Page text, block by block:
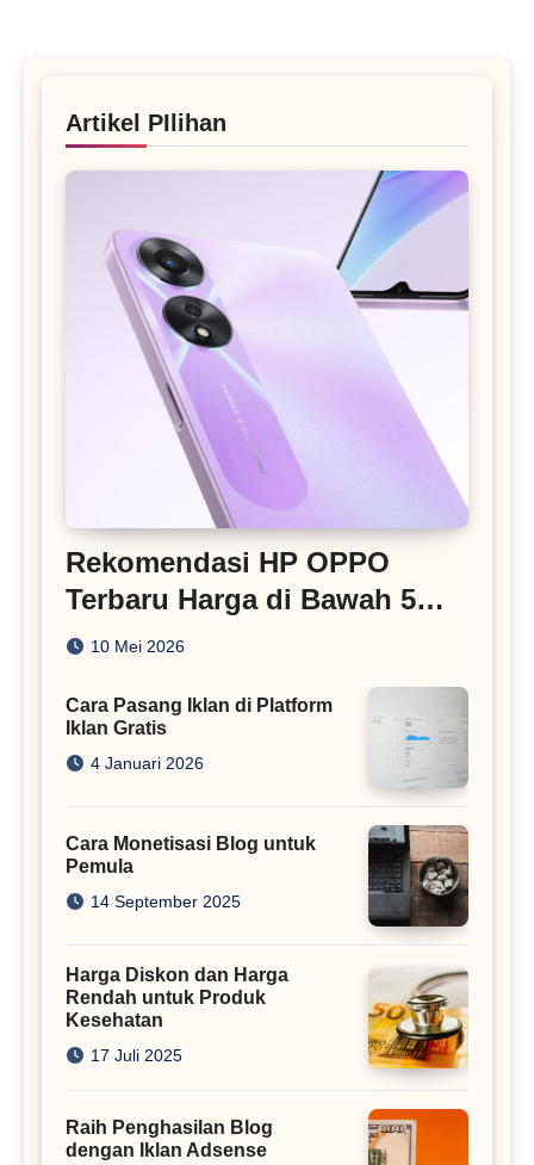
Artikel PIlihan
Rekomendasi HP OPPO
Terbaru Harga di Bawah 5
Juta
10 Mei 2026
Cara Pasang Iklan di Platform
Iklan Gratis
4 Januari 2026
Cara Monetisasi Blog untuk
Pemula
14 September 2025
Harga Diskon dan Harga
Rendah untuk Produk
Kesehatan
17 Juli 2025
Raih Penghasilan Blog
dengan Iklan Adsense